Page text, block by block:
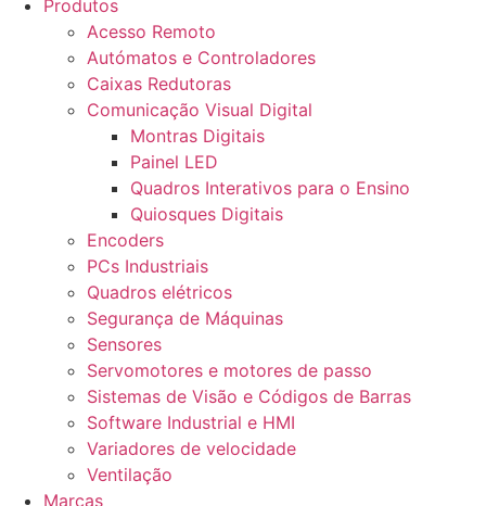
Produtos
Acesso Remoto
Autómatos e Controladores
Caixas Redutoras
Comunicação Visual Digital
Montras Digitais
Painel LED
Quadros Interativos para o Ensino
Quiosques Digitais
Encoders
PCs Industriais
Quadros elétricos
Segurança de Máquinas
Sensores
Servomotores e motores de passo
Sistemas de Visão e Códigos de Barras
Software Industrial e HMI
Variadores de velocidade
Ventilação
Marcas